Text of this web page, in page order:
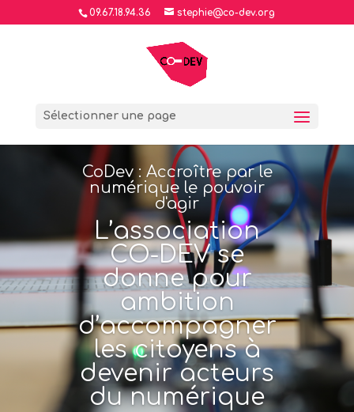
09.67.18.94.36 stephie@co-dev.org
Sélectionner une page
CoDev : Accroître par le
numérique le pouvoir
d'agir
L’association
CO-DEV se
donne pour
ambition
d’accompagner
les citoyens à
devenir acteurs
du numérique